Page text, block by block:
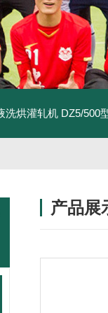
洗烘灌轧机 DZ5/500
产品展